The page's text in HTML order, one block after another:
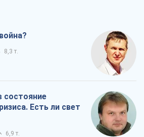
8,3 т.
состояние
Есть ли свет
6,9 т.